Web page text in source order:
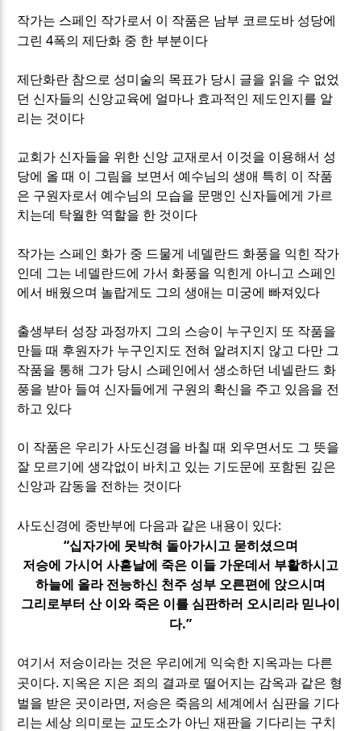
작가는 스페인 작가로서 이 작품은 남부 코르도바 성당에
그린4폭의 제단화 중 한 부분이다
제단화란 참으로 성미술의 목표가 당시 글을 읽을 수 없었
던 신자들의 신앙교육에 얼마나 효과적인 제도인지를 알
리는 것이다
교회가 신자들을 위한 신앙 교재로서 이것을 이용해서 성
당에 올 때 이 그림을 보면서 예수님의 생애 특히 이 작품
은 구원자로서 예수님의 모습을 문맹인 신자들에게 가르
치는데 탁월한 역할을 한 것이다
작가는 스페인 화가 중 드물게 네델란드 화풍을 익힌 작가
인데 그는 네델란드에 가서 화풍을 익힌게 아니고 스페인
에서 배웠으며 놀랍게도 그의 생애는 미궁에 빠져있다
출생부터 성장 과정까지 그의 스승이 누구인지 또 작품을
만들 때 후원자가 누구인지도 전혀 알려지지 않고 다만 그
작품을 통해 그가 당시 스페인에서 생소하던 네넬란드 화
풍을 받아 들여 신자들에게 구원의 확신을 주고 있음을 전
하고 있다
이 작품은 우리가 사도신경을 바칠 때 외우면서도 그 뜻을
잘 모르기에 생각없이 바치고 있는 기도문에 포함된 깊은
신앙과 감동을 전하는 것이다
사도신경에 중반부에 다음과 같은 내용이 있다:
“십자가에 못박혀 돌아가시고 묻히셨으며
저승에 가시어 사흗날에 죽은 이들 가운데서 부활하시고
하늘에 올라 전능하신 천주 성부 오른편에 앉으시며
그리로부터 산 이와 죽은 이를 심판하러 오시리라 믿나이
다.”
여기서 저승이라는 것은 우리에게 익숙한 지옥과는 다른
곳이다. 지옥은 지은 죄의 결과로 떨어지는 감옥과 같은 형
벌을 받은 곳이라면 , 저승은 죽음의 세계에서 심판을 기다
리는 세상 의미로는 교도소가 아닌 재판을 기다리는 구치